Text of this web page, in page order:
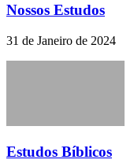
Nossos Estudos
31 de Janeiro de 2024
Estudos Bíblicos